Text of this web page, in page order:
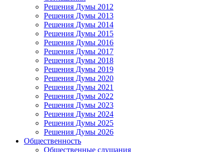
Решения Думы 2012
Решения Думы 2013
Решения Думы 2014
Решения Думы 2015
Решения Думы 2016
Решения Думы 2017
Решения Думы 2018
Решения Думы 2019
Решения Думы 2020
Решения Думы 2021
Решения Думы 2022
Решения Думы 2023
Решения Думы 2024
Решения Думы 2025
Решения Думы 2026
Общественность
Общественные слушания